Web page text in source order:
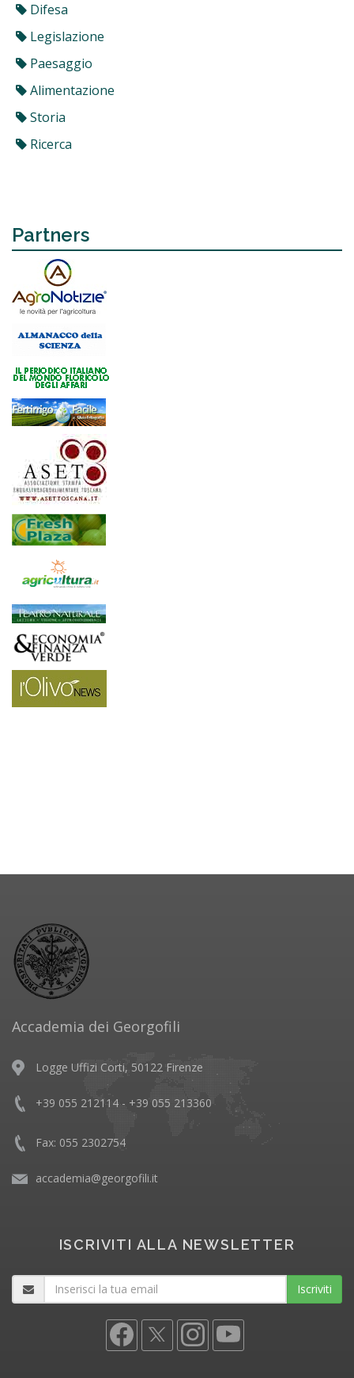
Difesa
Legislazione
Paesaggio
Alimentazione
Storia
Ricerca
Partners
Accademia dei Georgofili
Logge Uffizi Corti, 50122 Firenze
+39 055 212114 - +39 055 213360
Fax: 055 2302754
accademia@georgofili.it
ISCRIVITI ALLA NEWSLETTER
Iscriviti